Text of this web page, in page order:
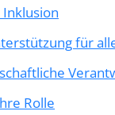
für
Rolle